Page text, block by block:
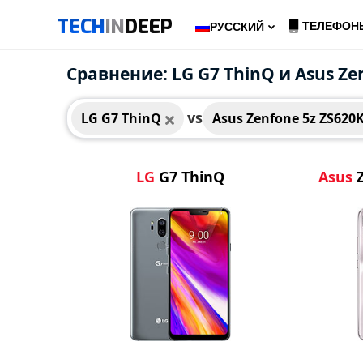
TECHINDEEP РУССКИЙ
Сравнение: LG G7 ThinQ и Asus
LG G7 ThinQ vs Asus Zenfone 5z
LG G7 ThinQ
LG G7 ThinQ Asus